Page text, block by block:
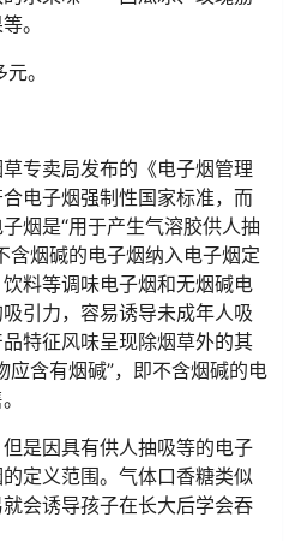
。
。
专卖局发布的《电子烟管理
电子烟强制性国家标准，而
烟是“用于产生气溶胶供人抽
含烟碱的电子烟纳入电子烟定
料等调味电子烟和无烟碱电
引力，容易诱导未成年人吸
特征风味呈现除烟草外的其
应含有烟碱”，即不含烟碱的电
是因具有供人抽吸等的电子
定义范围。气体口香糖类似
会诱导孩子在长大后学会吞